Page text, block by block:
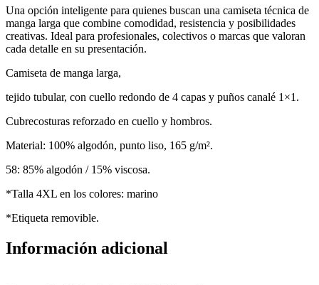
Una opción inteligente para quienes buscan una camiseta técnica de
manga larga que combine comodidad, resistencia y posibilidades
creativas. Ideal para profesionales, colectivos o marcas que valoran
cada detalle en su presentación.
Camiseta de manga larga,
tejido tubular, con cuello redondo de 4 capas y puños canalé 1×1.
Cubrecosturas reforzado en cuello y hombros.
Material: 100% algodón, punto liso, 165 g/m².
58: 85% algodón / 15% viscosa.
*Talla 4XL en los colores: marino
*Etiqueta removible.
Información adicional